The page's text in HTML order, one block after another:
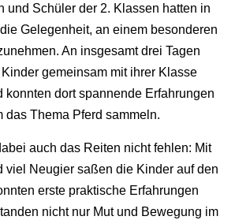
und Schüler der 2. Klassen hatten in
Gelegenheit, an einem besonderen
An insgesamt drei Tagen
gemeinsam mit ihrer Klasse
konnten dort spannende Erfahrungen
das Thema Pferd sammeln.
auch das Reiten nicht fehlen: Mit
viel Neugier saßen die Kinder auf den
erste praktische Erfahrungen
nicht nur Mut und Bewegung im